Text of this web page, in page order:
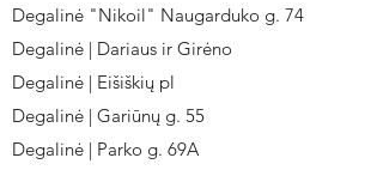
Degalinė "Nikoil" Naugarduko g. 74
Degalinė | Dariaus ir Girėno
Degalinė | Eišiškių pl
Degalinė | Gariūnų g. 55
Degalinė | Parko g. 69A